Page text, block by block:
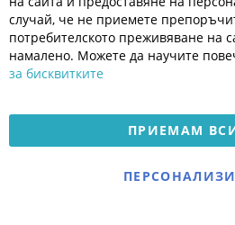
Общи условия
Политика за поверителност
Платформа за OPC
Доставка и плащане
Електронен магазин
разработен и поддържан
случай, че не приемете
потребителското преживяване на
намалено. Можете да научите
за бисквитките
ПРИЕМАМ